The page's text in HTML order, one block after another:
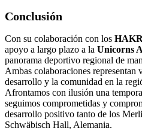
Conclusión
Con su colaboración con los
apoyo a largo plazo a la Unicorns
panorama deportivo regional de
Ambas colaboraciones
desarrollo y la comunidad en la
Afrontamos con ilusión una
seguimos comprometidas y
desarrollo positivo tanto de los
Schwäbisch Hall, Alemania.